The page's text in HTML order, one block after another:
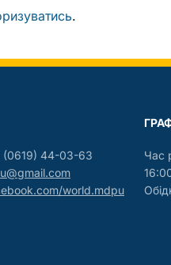
.
(0619) 44-03-63
world.mdpu
Час